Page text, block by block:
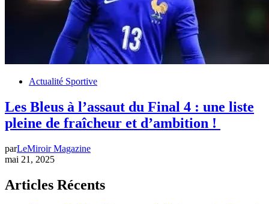
Actualité Sportive
Les Bleus à l’assaut du Final 4 : une liste
pleine de fraîcheur et d’ambition !
parLeMiroir Magazine
mai 21, 2025
Articles Récents